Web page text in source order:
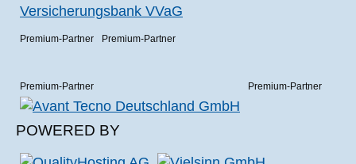
Premium-Partner Premium-Partner
Premium-Partner Premium-Partner
POWERED BY